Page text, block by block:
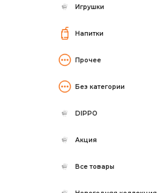
Игрушки
Напитки
Прочее
Без категории
DIPPO
Акция
Все товары